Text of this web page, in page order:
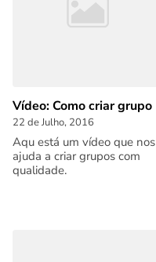
Vídeo: Como criar grupo
22 de Julho, 2016
Aqu está um vídeo que nos
ajuda a criar grupos com
qualidade.